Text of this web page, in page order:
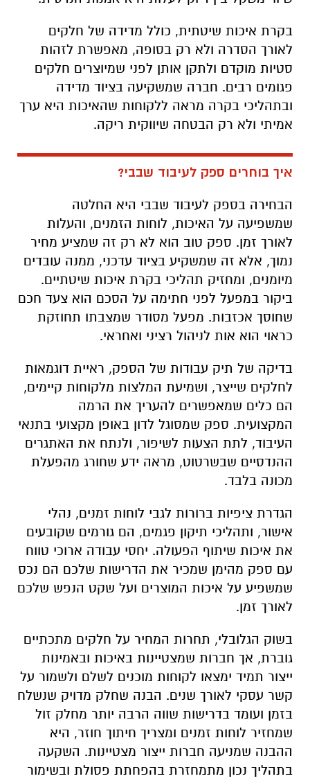
בקרת איכות שיטתית, כולל מדידה של חלקים
לאורך הסדרה ולא רק בסופה, מאפשרת לזהות
סטיות מוקדם ולתקן אותן לפני שמיוצרים חלקים
פגומים רבים. חברה שמשקיעה בציוד מדידה
ובתהליכי בקרה מראה ללקוחות שהאיכות היא ערך
אמיתי ולא רק הבטחה שיווקית ריקה.
איך בוחרים ספק לעיבוד שבבי?
הבחירה בספק לעיבוד שבבי היא החלטה
שמשפיעה על האיכות, לוחות הזמנים, והעלות
לאורך זמן. ספק טוב הוא לא רק זה שמציע מחיר
נמוך, אלא זה שמשקיע בציוד עדכני, ממנה עובדים
מיומנים, ומחזיק תהליכי בקרת איכות שיטתיים.
ביקור במפעל לפני חתימה על הסכם הוא צעד חכם
שחוסך אכזבות. מפעל מסודר שמצבתו תחוזקת
כראוי הוא אות לניהול רציני ואחראי.
בדיקה של תיק עבודות של הספק, ראיית דוגמאות
לחלקים שייצר, ושמיעת המלצות מלקוחות קיימים,
הם כלים שמאפשרים להעריך את הרמה
המקצועית. ספק שמסוגל לדון באופן מקצועי בתנאי
העיבוד, לתת הצעות לשיפור, ולנתח את האתגרים
ההנדסיים שבשרטוט, מראה ידע שחורג מהפעלת
מכונה בלבד.
הגדרת ציפיות ברורות לגבי לוחות זמנים, נהלי
אישור, ותהליכי תיקון פגמים, הם גורמים שקובעים
את איכות שיתוף הפעולה. יחסי עבודה ארוכי טווח
עם ספק מהימן שמכיר את הדרישות שלכם הם נכס
שמשפיע על איכות המוצרים ועל שקט הנפש שלכם
לאורך זמן.
בשוק הגלובלי, תחרות המחיר על חלקים מתכתיים
גוברת, אך חברות שמצטיינות באיכות ובאמינות
ייצור תמיד ימצאו לקוחות מוכנים לשלם ולשמור על
קשר עסקי לאורך שנים. הבנה שחלק מדויק שנשלח
בזמן ועומד בדרישות שווה הרבה יותר מחלק זול
שמחזיר לוחות זמנים ומצריך חיתוך חוזר, היא
ההבנה שמניעה חברות ייצור מצטיינות. השקעה
בתהליך נכון מתמחזרת בהפחתת פסולת ובשימור